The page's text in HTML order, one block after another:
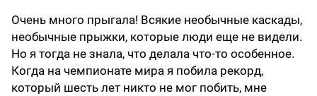
Очень много прыгала! Всякие необычные каскады,
необычные прыжки, которые люди еще не видели.
Но я тогда не знала, что делала что-то особенное.
Когда на чемпионате мира я побила рекорд,
который шесть лет никто не мог побить, мне